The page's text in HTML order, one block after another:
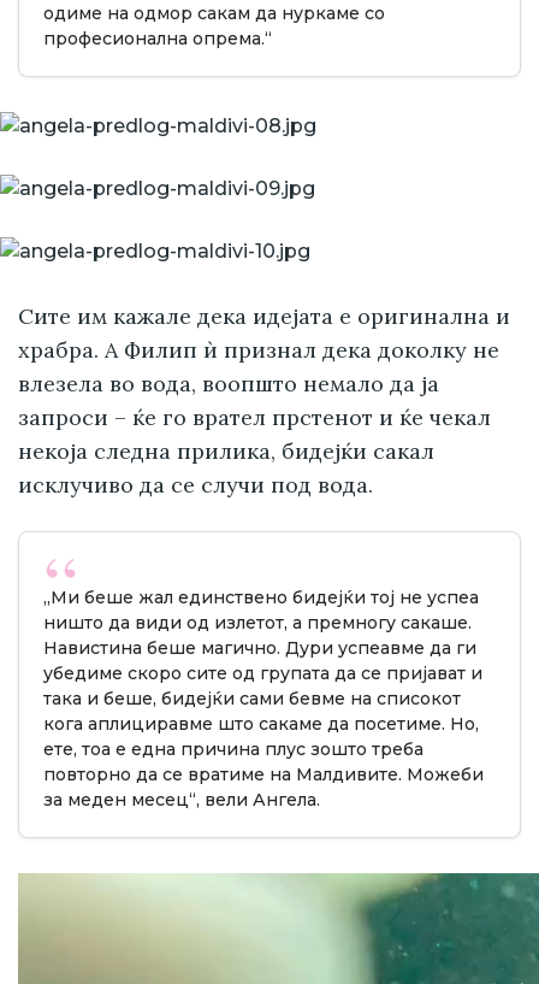
одиме на одмор сакам да нуркаме со
професионална опрема.“
Сите им кажале дека идејата е оригинална и
храбра. А Филип ѝ признал дека доколку не
влезела во вода, воопшто немало да ја
запроси – ќе го врател прстенот и ќе чекал
некоја следна прилика, бидејќи сакал
исклучиво да се случи под вода.
„Ми беше жал единствено бидејќи тој не успеа
ништо да види од излетот, а премногу сакаше.
Навистина беше магично. Дури успеавме да ги
убедиме скоро сите од групата да се пријават и
така и беше, бидејќи сами бевме на списокот
кога аплициравме што сакаме да посетиме. Но,
ете, тоа е една причина плус зошто треба
повторно да се вратиме на Малдивите. Можеби
за меден месец“, вели Ангела.